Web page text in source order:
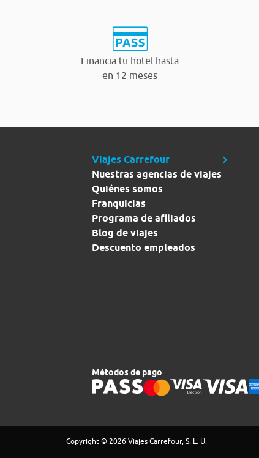
Financia tu hotel hasta
en 12 meses
Viajes Carrefour
Nuestras agencias de viajes
Quiénes somos
Franquicias
Programa de afiliados
Blog de viajes
Descuento empleados
Métodos de pago
Copyright © 2026 Viajes Carrefour, S. L. U.